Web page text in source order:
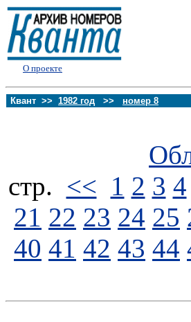
О проекте
Квант >> 1982 год >> номер 8
стp. << 1 2 3 4
21 22 23 24 25
40 41 42 43 44